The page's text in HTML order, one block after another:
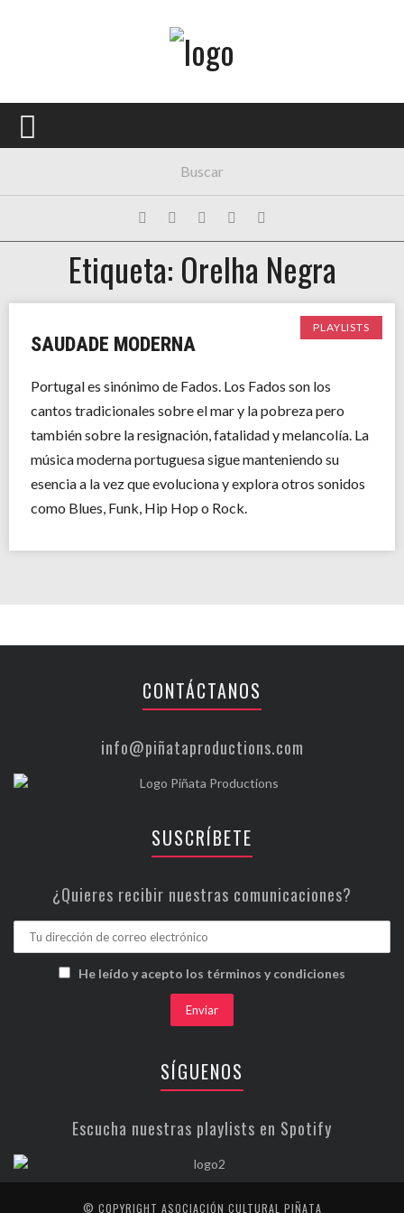
PORTADA
FESTIVALES
EXPOSICIONES
HISTORIAS
Etiqueta: Orelha Negra
PLAYLISTS
SAUDADE MODERNA
Portugal es sinónimo de Fados. Los Fados son los
cantos tradicionales sobre el mar y la pobreza pero
también sobre la resignación, fatalidad y melancolía. La
música moderna portuguesa sigue manteniendo su
esencia a la vez que evoluciona y explora otros sonidos
como Blues, Funk, Hip Hop o Rock.
CONTÁCTANOS
info@piñataproductions.com
SUSCRÍBETE
¿Quieres recibir nuestras comunicaciones?
He leído y acepto los términos y condiciones
SÍGUENOS
Escucha nuestras playlists en Spotify
© COPYRIGHT ASOCIACIÓN CULTURAL PIÑATA